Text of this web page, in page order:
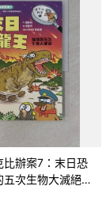
比辦案7：末日恐
次生物大滅絕_